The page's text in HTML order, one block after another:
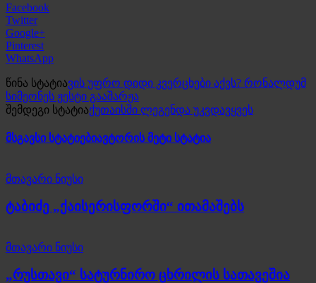
Facebook
Twitter
Google+
Pinterest
WhatsApp
წინა სტატიავის უფრო დიდი კვერცხები აქვს? რონალდუმ
სიმეონეს ჟესტი გააშარჟა
შემდეგი სტატიაქუთაისში ლეგენდა უკვდავყვეს
მსგავსი სტატიებიავტორის მეტი სტატია
მთავარი ნიუსი
ტაბიძე „ქაისერისფორში“ ითამაშებს
მთავარი ნიუსი
„რუსთავი“ სატურნირო ცხრილის სათავეშია